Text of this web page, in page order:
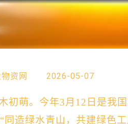
资网 2026-05-07
初萌。 今年3月12日是我
同造绿水青山，共建绿色